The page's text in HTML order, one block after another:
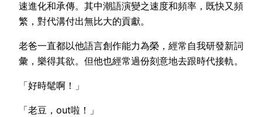
速進化和承傳。其中潮語演變之速度和頻率，既快又頻
繁，對代溝付出無比大的貢獻。
老爸一直都以他語言創作能力為榮，經常自我研發新詞
彙，樂得其欲。但他也經常過份刻意地去跟時代接軌。
「好時髦啊！」
「老豆，out啦！」